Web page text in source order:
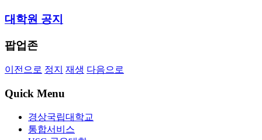
대학원 공지
팝업존
이전으로 정지 재생 다음으로
Quick Menu
경상국립대학교
통합서비스